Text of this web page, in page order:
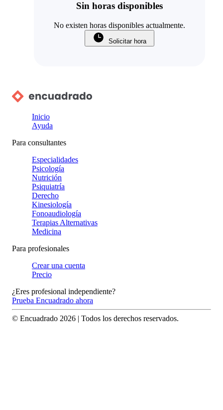
Sin horas disponibles
No existen horas disponibles actualmente.
Solicitar hora
Inicio
Ayuda
Para consultantes
Especialidades
Psicología
Nutrición
Psiquiatría
Derecho
Kinesiología
Fonoaudiología
Terapias Alternativas
Medicina
Para profesionales
Crear una cuenta
Precio
¿Eres profesional independiente?
Prueba Encuadrado ahora
© Encuadrado 2026 | Todos los derechos reservados.